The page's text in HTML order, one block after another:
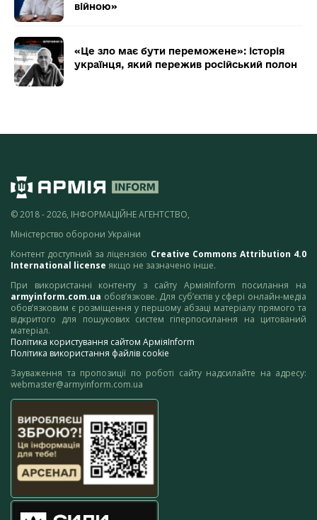
війною»
«Це зло має бути переможене»: історія
українця, який пережив російський полон
© 2018 - 2026, ІНФОРМАЦІЙНЕ АГЕНТСТВО,
Міністерство оборони України
Контент доступний за ліцензією Creative Commons Attribution 4.0
International license якщо не зазначено інше.
При використанні контенту з сайту АрміяInform посилання на
armyinform.com.ua обов’язкове. Для суб’єктів у сфері онлайн-медіа
обов’язковим є розміщення у першому абзаці матеріалу прямого та
відкритого для пошукових систем гіперпосилання на цитований
матеріал.
Політика користування сайтом АрміяInform
Політика використання файлів cookie
Зауваження та пропозиції по роботі сайту надсилайте на адресу:
webmaster@armyinform.com.ua